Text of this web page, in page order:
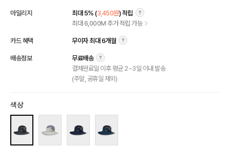
마일리지 최대 5% (3,450원) 적립
최대 6,000M 추가 적립 가능
카드 혜택 무이자 최대 6개월
배송정보
무료배송
결제완료일 이후 평균 2~3일 이내 발송
(주말, 공휴일 제외)
색상